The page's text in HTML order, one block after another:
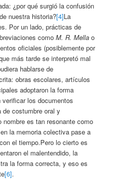
¿por qué surgió la confusión
nuestra historia?[4]La
Por un lado, prácticas de
comoM. R. Mella o
oficiales (posiblemente por
más tarde se interpretó mal
hablarse de
obras escolares, artículos
adoptaron la forma
verificar los documentos
costumbre oral y
es tan resonante como
la memoria colectiva pase a
el tiempo.Pero lo cierto es
el malentendido, la
la forma correcta, y eso es
[6].